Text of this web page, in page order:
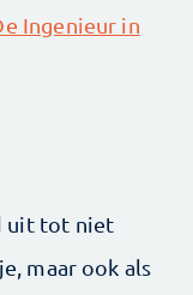
Ingenieur in
uit tot niet
maar ook als